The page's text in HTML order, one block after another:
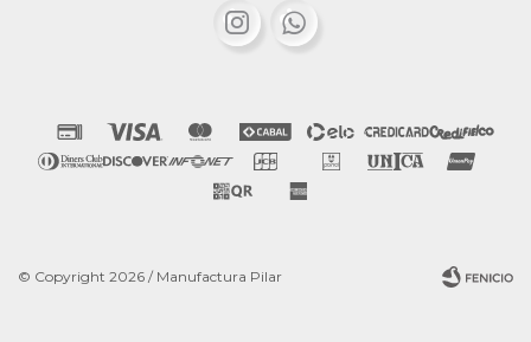
 
© Copyright 2026 / Manufactura Pilar